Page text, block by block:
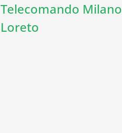
Telecomando Milano
Loreto